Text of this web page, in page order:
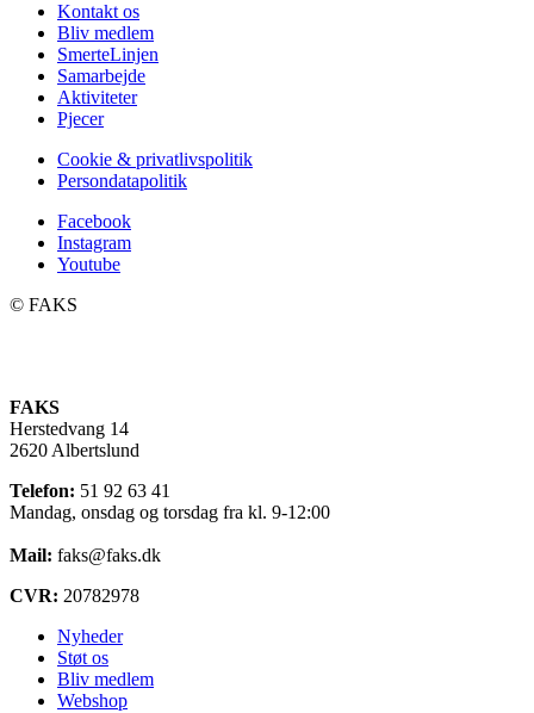
Kontakt os
Bliv medlem
SmerteLinjen
Samarbejde
Aktiviteter
Pjecer
Cookie & privatlivspolitik
Persondatapolitik
Facebook
Instagram
Youtube
©️ FAKS
FAKS
Herstedvang 14
2620 Albertslund
Telefon: 51 92 63 41
Mandag, onsdag og torsdag fra kl. 9-12:00
Mail: faks@faks.dk
CVR: 20782978
Nyheder
Støt os
Bliv medlem
Webshop